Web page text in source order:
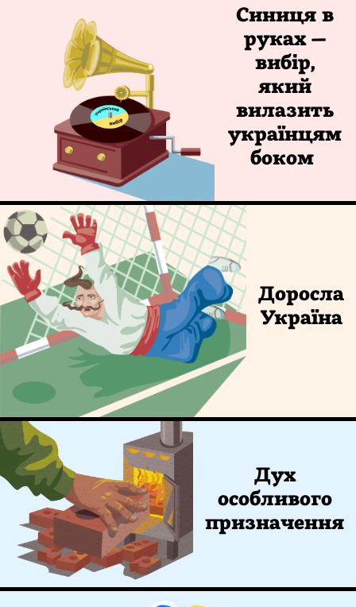
Синиця в
руках —
вибір,
який
вилазить
українцям
боком
Доросла
Україна
Дух
особливого
призначення